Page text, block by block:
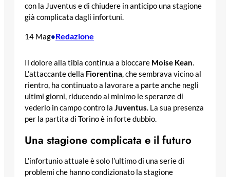
con la Juventus e di chiudere in anticipo una stagione
già complicata dagli infortuni.
14 Mag•Redazione
Il dolore alla tibia continua a bloccare Moise Kean.
L’attaccante della Fiorentina, che sembrava vicino al
rientro, ha continuato a lavorare a parte anche negli
ultimi giorni, riducendo al minimo le speranze di
vederlo in campo contro la Juventus. La sua presenza
per la partita di Torino è in forte dubbio.
Una stagione complicata e il futuro
L’infortunio attuale è solo l’ultimo di una serie di
problemi che hanno condizionato la stagione